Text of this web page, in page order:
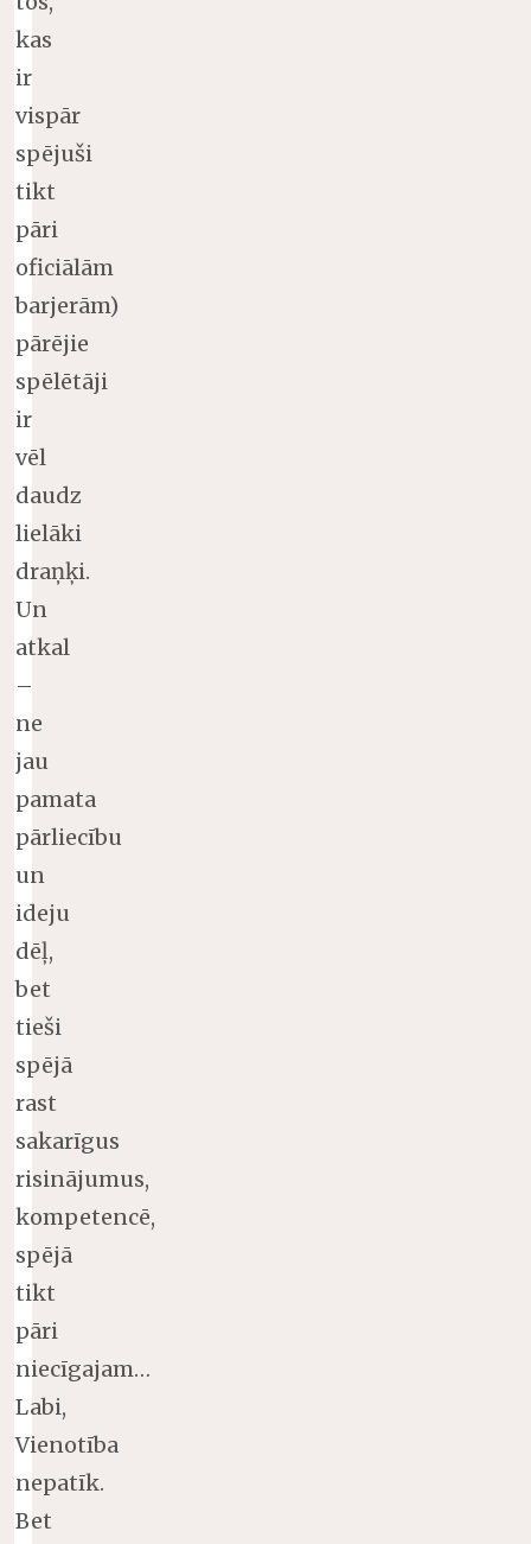
kas
ir
vispār
spējuši
tikt
pāri
oficiālām
barjerām)
pārējie
spēlētāji
ir
vēl
daudz
lielāki
draņķi.
Un
atkal
–
ne
jau
pamata
pārliecību
un
ideju
dēļ,
bet
tieši
spējā
rast
sakarīgus
risinājumus,
kompetencē,
spējā
tikt
pāri
niecīgajam…
Labi,
Vienotība
nepatīk.
Bet